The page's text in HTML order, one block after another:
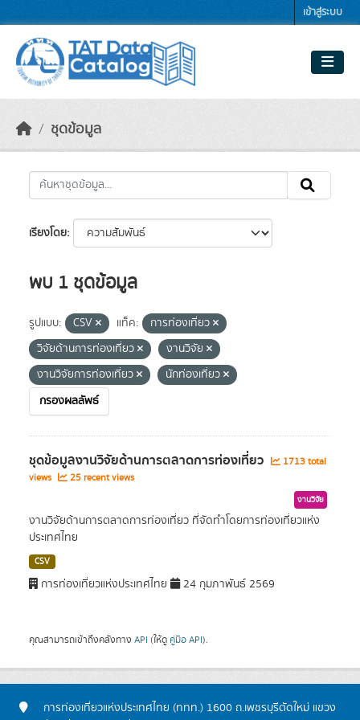
เข้าสู่ระบบ
ชุดข้อมูล
เรียงโดย
พบ 1 ชุดข้อมูล
รูปแบบ: CSV แท็ค:
การท่องเที่ยว
วิจัยด้านการท่องเที่ยว
งานวิจัย
งานวิจัยการท่องเที่ยว
นักท่องเที่ยว
กรองผลลัพธ์
ชุดข้อมูลงานวิจัยด้านการตลาดการท่องเที่ยว
1713 total
views
25 recent views
งานวิจัย
งานวิจัยด้านการตลาดการท่องเที่ยว ที่จัดทำโดยการท่องเที่ยวแห่ง
ประเทศไทย
CSV
การท่องเที่ยวแห่งประเทศไทย 24 กุมภาพันธ์ 2569
คุณสามารถเข้าถึงคลังทาง API (ให้ดู คู่มือ API).
การท่องเที่ยวแห่งประเทศไทย (ททท.) 1600 ถ.เพชรบุรีตัดใหม่ แขวง